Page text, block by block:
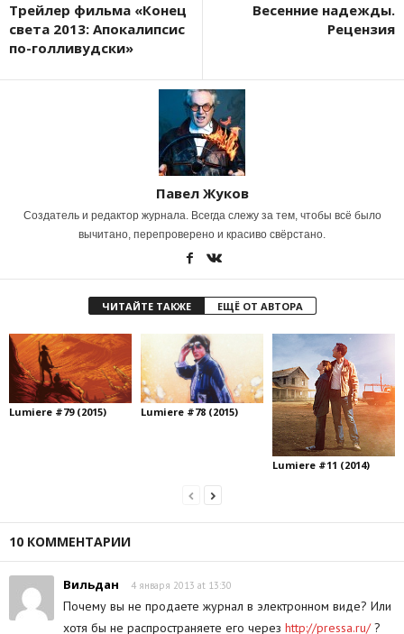
Трейлер фильма «Конец
света 2013: Апокалипсис
по-голливудски»
Весенние надежды.
Рецензия
Павел Жуков
Создатель и редактор журнала. Всегда слежу за тем, чтобы всё было
вычитано, перепроверено и красиво свёрстано.
ЧИТАЙТЕ ТАКЖЕ ЕЩЁ ОТ АВТОРА
Lumiere #79 (2015) Lumiere #78 (2015)
Lumiere #11 (2014)
10 КОММЕНТАРИИ
Вильдан 4 января 2013 at 13:30
Почему вы не продаете журнал в электронном виде? Или
хотя бы не распространяете его через http://pressa.ru/?